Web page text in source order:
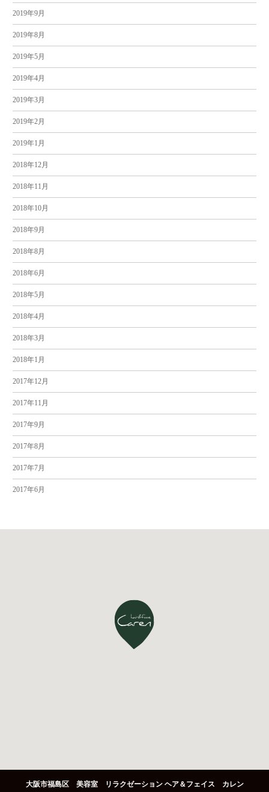
2019年9月
2019年8月
2019年5月
2019年4月
2019年3月
2019年2月
2019年1月
2018年12月
2018年11月
2018年10月
2018年9月
2018年8月
2018年6月
2018年5月
2018年4月
2018年3月
2018年1月
2017年12月
2017年11月
2017年9月
2017年8月
2017年7月
2017年6月
大阪市福島区 美容室 リラクゼーション ヘア＆フェイス カレン